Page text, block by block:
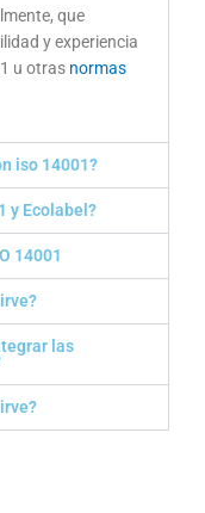
que
y experiencia
u otras normas
iso 14001?
y Ecolabel?
14001
las